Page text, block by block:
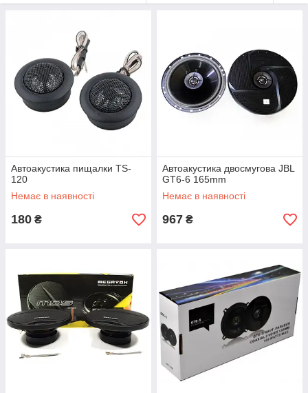
Автоакустика пищалки TS-
120
Немає в наявності
180 ₴
Автоакустика двосмугова JBL
GT6-6 165mm
Немає в наявності
967 ₴